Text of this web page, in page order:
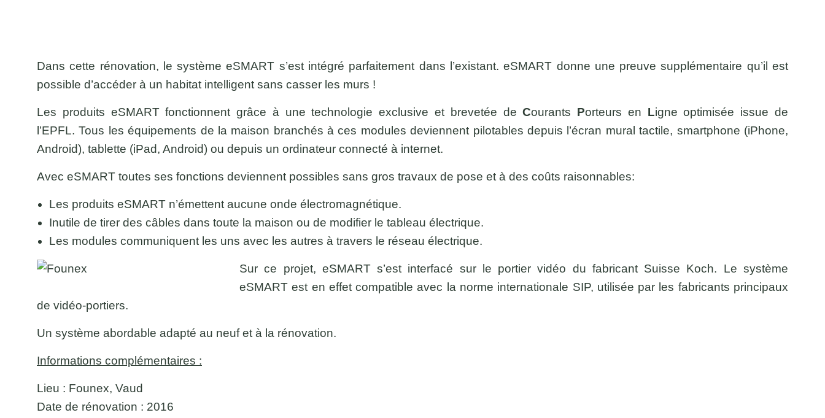
Dans cette rénovation, le système eSMART s’est intégré parfaitement dans l’existant. eSMART donne une preuve supplémentaire qu’il est
possible d’accéder à un habitat intelligent sans casser les murs !
Les produits eSMART fonctionnent grâce à une technologie exclusive et brevetée deCourants Porteurs en Ligne optimisée issue de
l’EPFL. Tous les équipements de la maison branchés à ces modules deviennent pilotables depuis l’écran mural tactile, smartphone (iPhone,
Android), tablette (iPad, Android) ou depuis un ordinateur connecté à internet.
Avec eSMART toutes ses fonctions deviennent possibles sans gros travaux de pose et à des coûts raisonnables:
Les produits eSMART n’émettent aucune onde électromagnétique.
Inutile de tirer des câbles dans toute la maison ou de modifier le tableau électrique.
Les modules communiquent les uns avec les autres à travers le réseau électrique.
Sur ce projet, eSMART s’est interfacé sur le portier vidéo du fabricant Suisse Koch. Le système
eSMART est en effet compatible avec la norme internationale SIP, utilisée par les fabricants principaux
de vidéo-portiers.
Un système abordable adapté au neuf et à la rénovation.
Informations complémentaires :
Lieu : Founex, Vaud
Date de rénovation : 2016